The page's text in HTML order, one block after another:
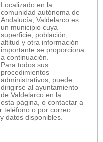
Localizado en la
comunidad autónoma de
Andalucía, Valdelarco es
un municipio cuya
superficie, población,
altitud y otra información
importante se proporciona
a continuación.
Para todos sus
procedimientos
administrativos, puede
dirigirse al ayuntamiento
de Valdelarco en la
página, o contactar a
teléfono o por correo
datos disponibles.